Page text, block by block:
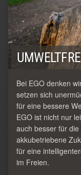
Bei EGO denken
setzen sich
für eine bessere
EGO ist nicht nur
auch besser für
akkubetriebene
für eine
im Freien.